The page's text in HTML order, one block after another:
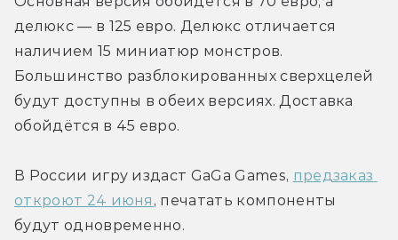
делюкс — в 125 евро. Делюкс отличается
наличием 15 миниатюр монстров.
Большинство разблокированных сверхцелей
будут доступны в обеих версиях. Доставка
обойдётся в 45 евро.
В России игру издаст GaGa Games, предзаказ
откроют 24 июня , печатать компоненты
будут одновременно.